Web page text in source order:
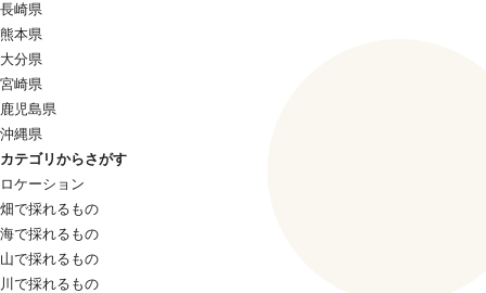
長崎県
熊本県
大分県
宮崎県
鹿児島県
沖縄県
カテゴリからさがす
ロケーション
畑で採れるもの
海で採れるもの
山で採れるもの
川で採れるもの